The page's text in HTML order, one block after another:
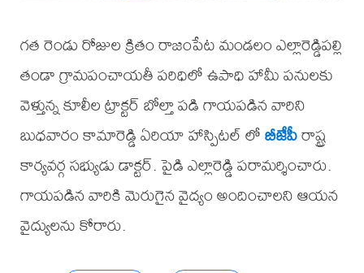
గత రెండు రోజుల క్రితం రాజంపేట మండలం ఎల్లారెడ్డిపల్లి
తండా గ్రామపంచాయతీ పరిధిలో ఉపాధి హామీ పనులకు
వెళ్తున్న కూలీల ట్రాక్టర్ బోల్తా పడి గాయపడిన వారిని
బుధవారం కామారెడ్డి ఏరియా హాస్పిటల్ లోబీజేపీరాష్ట్ర
కార్యవర్గ సభ్యుడు డాక్టర్. పైడి ఎల్లారెడ్డి పరామర్శించారు.
గాయపడిన వారికి మెరుగైన వైద్యం అందించాలని ఆయన
వైద్యులను కోరారు.